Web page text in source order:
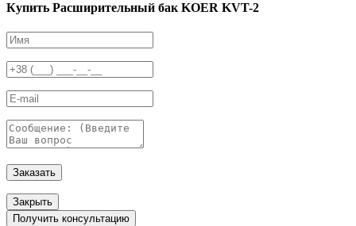
Купить Расширительный бак KOER KVT-2
Заказать
Закрыть
Получить консультацию